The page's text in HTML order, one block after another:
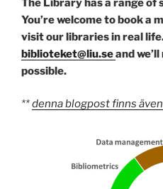
The Library has a range of
You’re welcome to book a
visit our libraries in real
biblioteket@liu.seand
possible.
**denna blogpost finns